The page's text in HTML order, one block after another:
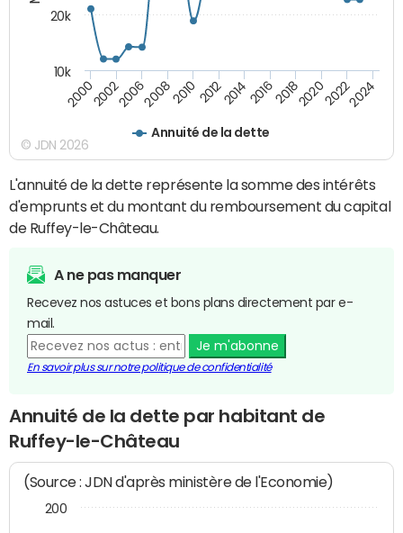
Annuité de la dette
20002002200620082010 2012201420162018202020222024
10k
20k
© JDN 2026
L'annuité de la dette représente la somme des intérêts
d'emprunts et du montant du remboursement du capital
de Ruffey-le-Château.
A ne pas manquer
Recevez nos astuces et bons plans directement par e-
mail.
Je m'abonne
En savoir plus sur notre politique de confidentialité
Annuité de la dette par habitant de
Ruffey-le-Château
(Source : JDN d'après ministère de l'Economie)
200